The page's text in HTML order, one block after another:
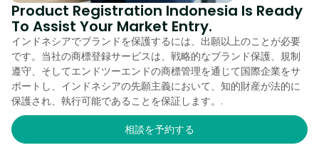
Product Registration Indonesia Is Ready
To Assist Your Market Entry.
インドネシアでブランドを保護するには、出願以上のことが必要
です。当社の商標登録サービスは、戦略的なブランド保護、規制
遵守、そしてエンドツーエンドの商標管理を通じて国際企業をサ
ポートし、インドネシアの先願主義において、知的財産が法的に
保護され、執行可能であることを保証します。.
相談を予約する